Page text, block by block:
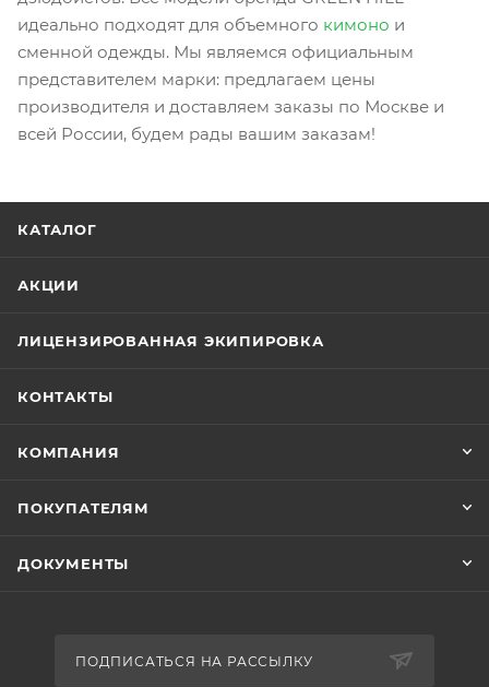
идеально подходят для объемного кимоно и
сменной одежды. Мы являемся официальным
представителем марки: предлагаем цены
производителя и доставляем заказы по Москве и
всей России, будем рады вашим заказам!
КАТАЛОГ
АКЦИИ
ЛИЦЕНЗИРОВАННАЯ ЭКИПИРОВКА
КОНТАКТЫ
КОМПАНИЯ
ПОКУПАТЕЛЯМ
ДОКУМЕНТЫ
ПОДПИСАТЬСЯ НА РАССЫЛКУ